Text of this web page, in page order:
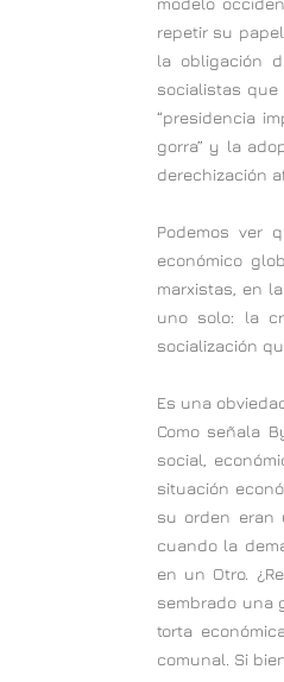
repetir su
la obligación
socialistas
“presidencia
gorra” y la
derechización
Podemos ver
económico
marxistas, en
uno solo: la
socialización
Es una
Como señala
social,
situación
su orden eran
cuando la
en un Otro.
sembrado una
torta
comunal. Si